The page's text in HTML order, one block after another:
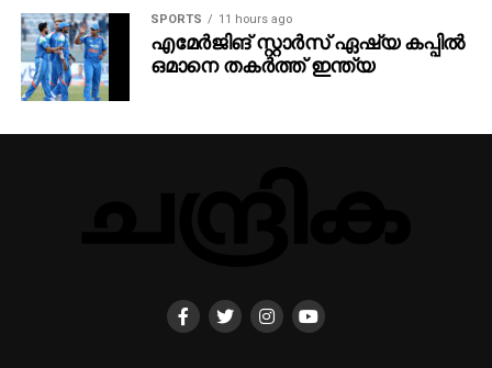
SPORTS 11 hours ago
എമേര്‍ജിങ് സ്റ്റാര്‍സ് ഏഷ്യ കപ്പില്‍
ഒമാനെ തകര്‍ത്ത് ഇന്ത്യ